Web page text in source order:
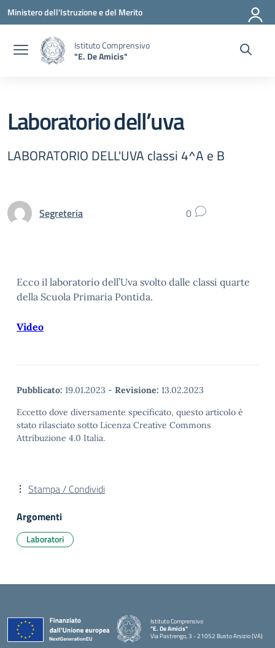
Vai ai contenuti
Vai al menu di navigazione
Vai al footer
Ministero dell'Istruzione e del Merito
Istituto Comprensivo
"E. De Amicis"
Laboratorio dell’uva
LABORATORIO DELL'UVA classi 4^A e B
Segreteria 0
Ecco il laboratorio dell’Uva svolto dalle classi quarte
della Scuola Primaria Pontida.
Video
Pubblicato: 19.01.2023 - Revisione: 13.02.2023
Eccetto dove diversamente specificato, questo articolo è
stato rilasciato sotto Licenza Creative Commons
Attribuzione 4.0 Italia.
Stampa / Condividi
Argomenti
Laboratori
Istituto Comprensivo
"E. De Amicis"
Via Pastrengo, 3 - 21052 Busto Arsizio (VA)